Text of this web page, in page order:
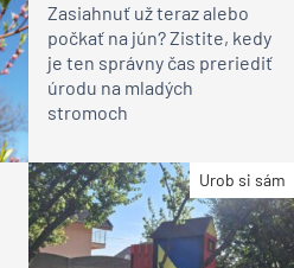
Zasiahnuť už teraz alebo
počkať na jún? Zistite, kedy
je ten správny čas preriediť
úrodu na mladých
stromoch
Urob si sám